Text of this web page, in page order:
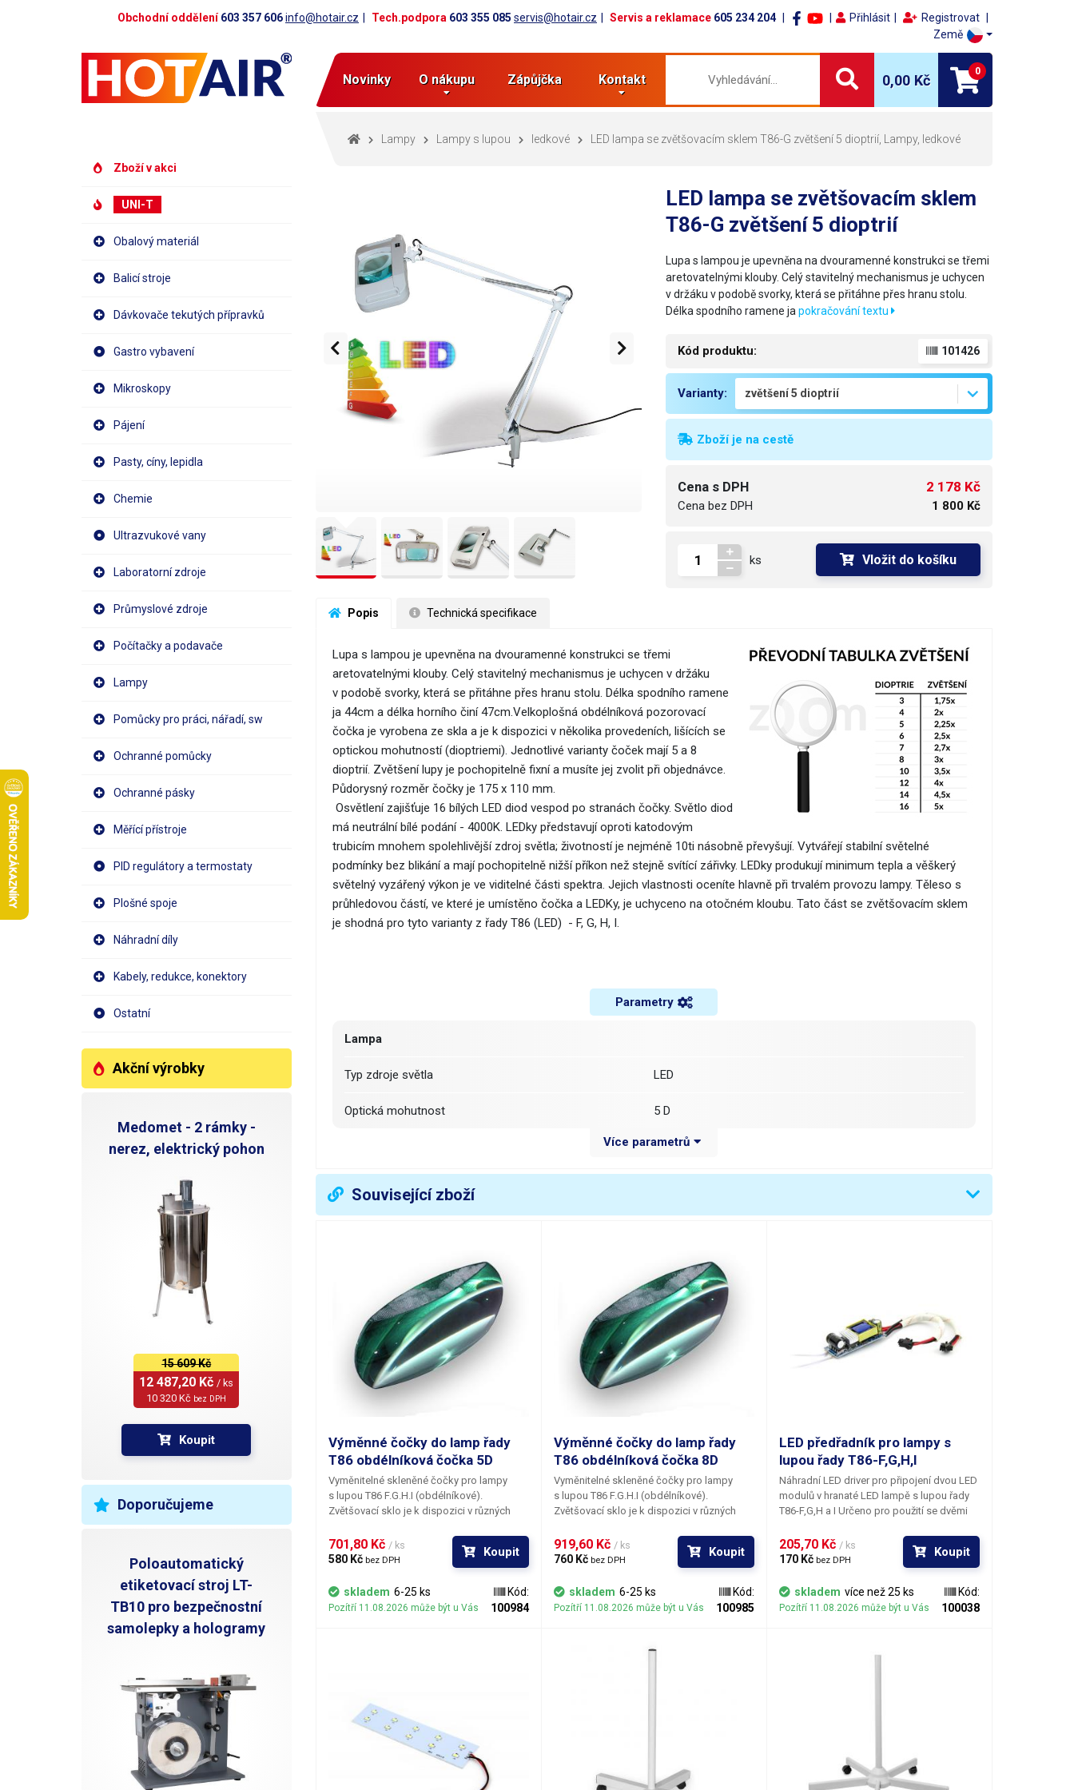
Obchodní oddělení603 357 606info@hotair.cz Tech.podpora 603 355 085 servis@hotair.cz Servis a reklamace 605 234 204 Přihlásit
Registrovat
Země
Novinky O nákupu Zápůjčka Kontakt 0,00 Kč
0
Zboží v akci
UNI-T
Obalový materiál
Balicí stroje
Dávkovače tekutých přípravků
Gastro vybavení
Mikroskopy
Pájení
Pasty, cíny, lepidla
Chemie
Ultrazvukové vany
Laboratorní zdroje
Průmyslové zdroje
Počítačky a podavače
Lampy
Pomůcky pro práci, nářadí, sw
Ochranné pomůcky
Ochranné pásky
Měřící přístroje
PID regulátory a termostaty
Plošné spoje
Náhradní díly
Kabely, redukce, konektory
Ostatní
Akční výrobky
Medomet - 2 rámky -
nerez, elektrický pohon
15 609 Kč
12 487,20 Kč / ks
10 320 Kč bez DPH
Koupit
Doporučujeme
Poloautomatický
etiketovací stroj LT-
TB10 pro bezpečnostní
samolepky a hologramy
Lampy Lampy s lupou ledkové LED lampa se zvětšovacím sklem T86-G zvětšení 5 dioptrií, Lampy, ledkové
LED lampa se zvětšovacím sklem
T86-G zvětšení 5 dioptrií
Lupa s lampou je upevněna na dvouramenné konstrukci se třemi
aretovatelnými klouby. Celý stavitelný mechanismus je uchycen
v držáku v podobě svorky, která se přitáhne přes hranu stolu.
Délka spodního ramene japokračování textu
Kód produktu: 101426
Varianty:
Zboží je na cestě
Cena s DPH
Cena bez DPH
2 178 Kč
1 800 Kč
ks Vložit do košíku
Popis Technická specifikace
Lupa s lampou je upevněna na dvouramenné konstrukci se třemi
aretovatelnými klouby. Celý stavitelný mechanismus je uchycen v držáku
v podobě svorky, která se přitáhne přes hranu stolu. Délka spodního ramene
ja 44cm a délka horního činí 47cm.Velkoplošná obdélníková pozorovací
čočka je vyrobena ze skla a je k dispozici v několika provedeních, lišících se
optickou mohutností (dioptriemi). Jednotlivé varianty čoček mají 5 a 8
dioptrií. Zvětšení lupy je pochopitelně fixní a musíte jej zvolit při objednávce.
Půdorysný rozměr čočky je 175 x 110 mm.
Osvětlení zajišťuje 16 bílých LED diod vespod po stranách čočky. Světlo diod
má neutrální bílé podání - 4000K. LEDky představují oproti katodovým
trubicím mnohem spolehlivější zdroj světla; životností je nejméně 10ti násobně převyšují. Vytvářejí stabilní světelné
podmínky bez blikání a mají pochopitelně nižší příkon než stejně svítící zářivky. LEDky produkují minimum tepla a věškerý
světelný vyzářený výkon je ve viditelné části spektra. Jejich vlastnosti oceníte hlavně při trvalém provozu lampy. Těleso s
průhledovou částí, ve které je umístěno čočka a LEDKy, je uchyceno na otočném kloubu. Tato část se zvětšovacím sklem
je shodná pro tyto varianty z řady T86 (LED) - F, G, H, I.
Parametry
Lampa
Typ zdroje světla LED
Optická mohutnost 5 D
obdélníková
Materiál čočky sklo
16 x bílá LED
Teplota chromatičnosti 4000 K
Světelný tok 1500 lm
Životnost svítidla
Vypínač kolébkový na hlavě lampy
440mm spodní, 470mm horní
Maximální šířka uchycení k hraně stolu 60 mm
Hmotnost 2.75 kg
Váha balení [kg]: 2.8 kg
Více parametrů
Související zboží
Výměnné čočky do lamp řady
T86 obdélníková čočka 5D
Vyměnitelné skleněné čočky pro lampy
s lupou T86 F.G.H.I (obdélníkové).
Zvětšovací sklo je k dispozici v různých
mohutností čočky. Záměna čočky v lampě
není složitá a k jejímu provedení stačí
701,80 Kč / ks
580 Kč bez DPH
Koupit
skladem 6-25 ks
Pozítří 11.08.2026 může být u Vás
Kód:
100984
Výměnné čočky do lamp řady
T86 obdélníková čočka 8D
Vyměnitelné skleněné čočky pro lampy
s lupou T86 F.G.H.I (obdélníkové).
Zvětšovací sklo je k dispozici v různých
mohutností čočky. Záměna čočky v lampě
není složitá a k jejímu provedení stačí
919,60 Kč / ks
760 Kč bez DPH
Koupit
skladem 6-25 ks
Pozítří 11.08.2026 může být u Vás
Kód:
100985
LED předřadník pro lampy s
lupou řady T86-F,G,H,I
Náhradní LED driver pro připojení dvou LED
modulů v hranaté LED lampě s lupou řady
T86-F,G,H a I Určeno pro použití se dvěmi
lampy s lupou řady T86-F,G,H a I lze
předělat na úsporné LEDkové osvětlení
výměnou starého předřadníku
fluorescenčních trubic za předřadník pro
LED lampy a výměnou výbojek za dva
obdélníkové LED moduly.
205,70 Kč / ks
170 Kč bez DPH
Koupit
skladem více než 25 ks
Pozítří 11.08.2026 může být u Vás
Kód:
100038